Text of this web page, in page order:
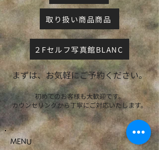
取り扱い商品商品
２Fセルフ写真館BLANC
まずは、お気軽にご予約ください。
初めてのお客様も大歓迎です。
カウンセリングから丁寧にご対応いたします。
MENU